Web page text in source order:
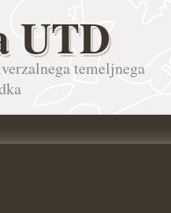
UTD
temeljnega